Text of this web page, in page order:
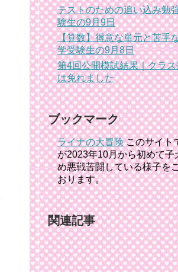
テストのための追い込み勉
験生の9月9日
【算数】得意な単元と苦手
学受験生の9月8日
第4回公開模試結果｜クラ
は免れました
ブックマーク
ライナの大冒険このサイト
が2023年10月から初めて子
め悪戦苦闘している様子を
おります。
関連記事